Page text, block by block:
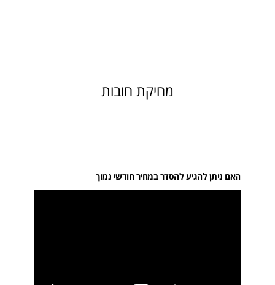
מחיקת חובות
האם ניתן להגיע להסדר במחיר חודשי נמוך